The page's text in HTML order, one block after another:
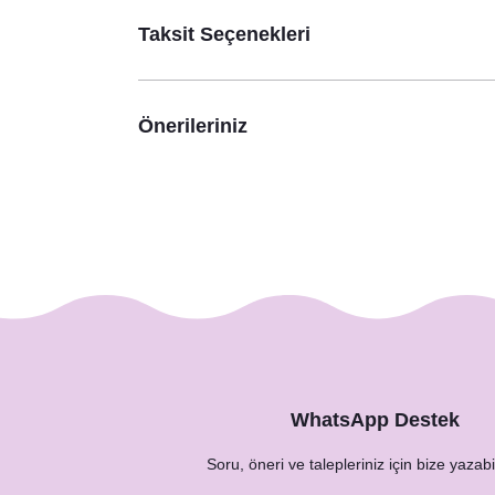
530,00 TL
Sukulent Cipso Konsept Peçete
Taksit Seçenekleri
Önerileriniz
WhatsApp Destek
Soru, öneri ve talepleriniz için bize